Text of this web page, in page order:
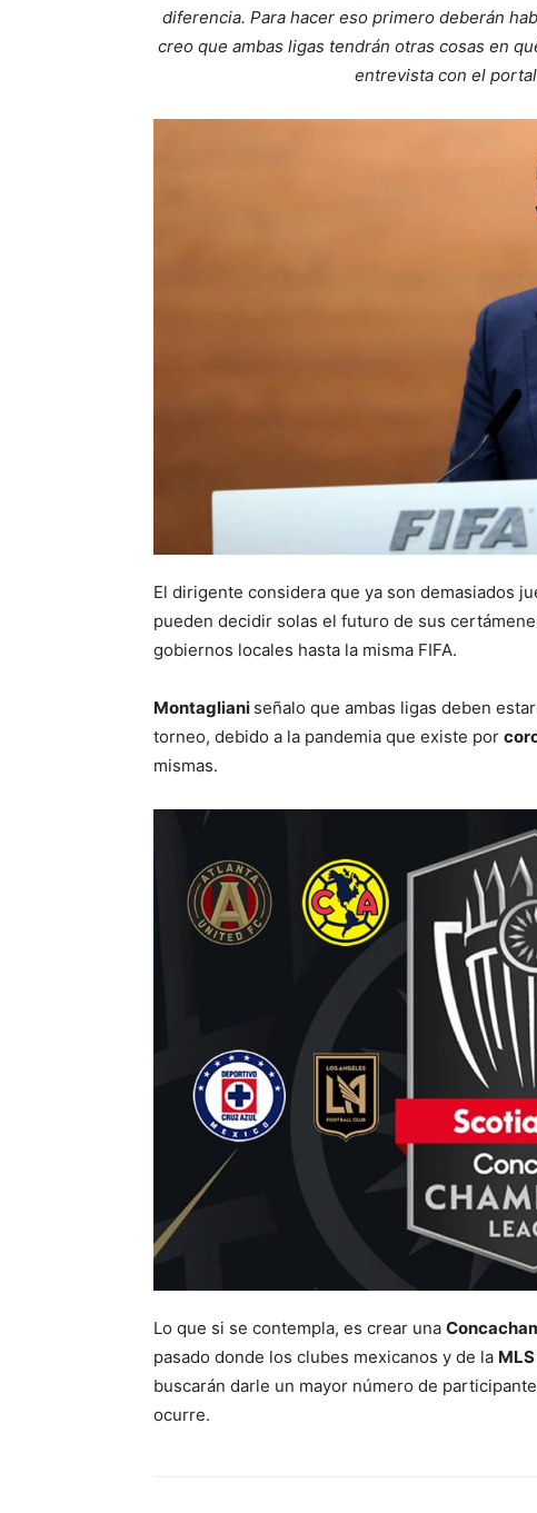
diferencia. Para hacer eso primero deberán
creo que ambas ligas tendrán otras cosas en
entrevista con el
El dirigente considera que ya son demasiados
pueden decidir solas el futuro de sus
gobiernos locales hasta la misma FIFA.
Montagliani señalo que ambas ligas deben
torneo, debido a la pandemia que existe por
mismas.
Lo que si se contempla, es crear una
pasado donde los clubes mexicanos y de la MLS
buscarán darle un mayor número de
ocurre.